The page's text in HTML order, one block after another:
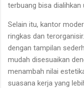
terbuang bisa
Selain itu, kantor
ringkas dan
dengan tampilan
mudah disesuaikan
menambah nilai
suasana kerja yang